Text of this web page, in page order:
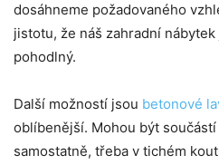
dosáhneme požadovaného
jistotu, že náš zahradní
pohodlný.
Další možností jsou betonové
oblíbenější. Mohou být
samostatně, třeba v tichém